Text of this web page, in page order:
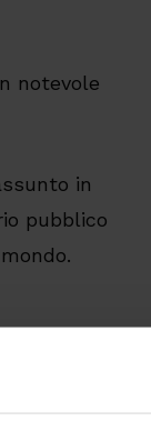
notevole
in
pubblico